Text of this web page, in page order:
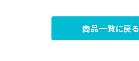
ペチコート/ペチパンツ
カジュアルバッグ
商品一覧に戻る